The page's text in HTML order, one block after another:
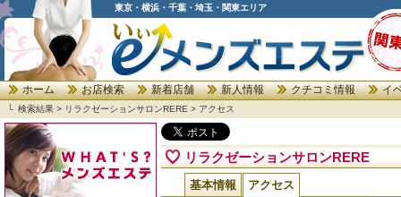
東京・横浜・千葉・埼玉・関東エリア
ホーム お店検索 新着店舗 新人情報 クチコミ情報 イ
└ 検索結果 > リラクゼーションサロンRERE > アクセス
リラクゼーションサロンRERE
基本情報 アクセス